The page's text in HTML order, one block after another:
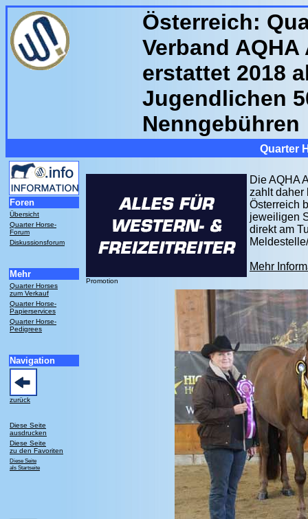
Österreich:
Verband
erstattet 2018
Jugendlichen
Nenngebühren
Quarter
Foren
Übersicht
Quarter Horse-
Forum
Diskussionsforum
Mehr
Quarter Horses
zum Verkauf
Quarter Horse-
Papierservices
Quarter Horse-
Pedigrees
Navigation
zurück
Diese Seite
ausdrucken
Diese Seite
zu den Favoriten
Diese Seite
als Startseite
Promotion
Die AQHA
zahlt daher
Österreich
jeweiligen
direkt am
Mehr